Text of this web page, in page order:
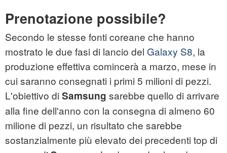
Prenotazione possibile?
Secondo le stesse fonti coreane che hanno
mostrato le due fasi di lancio del Galaxy S8, la
produzione effettiva comincerà a marzo, mese in
cui saranno consegnati i primi 5 milioni di pezzi.
L'obiettivo di Samsung sarebbe quello di arrivare
alla fine dell'anno con la consegna di almeno 60
milione di pezzi, un risultato che sarebbe
sostanzialmente più elevato dei precedenti top di